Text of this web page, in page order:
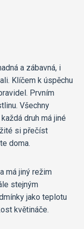
a zábavná, i
Klíčem k úspěchu
Prvním
Všechny
druh má jiné
si přečíst
doma.
má jiný režim
stejným
jako teplotu
květináče.